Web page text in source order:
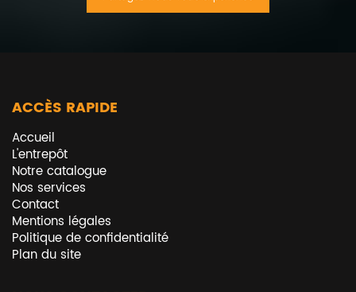
ACCÈS RAPIDE
Accueil
L'entrepôt
Notre catalogue
Nos services
Contact
Mentions légales
Politique de confidentialité
Plan du site